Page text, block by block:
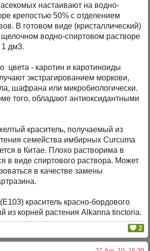
настаивают на водно-
крепостью 50% с отделением
В готовом виде (кристаллический)
щелочном водно-спиртовом растворе
1 дм3.
цвета - каротин и каротиноиды
экстрагированием моркови,
шафрана или микробиологически.
того, обладают антиоксидантными
краситель, получаемый из
семейства имбирных Curcuma
в Китае. Плохо растворима в
в виде спиртового раствора. Может
в качестве замены
краситель красно-бордового
из корней растения Alkanna tinctoria.
2